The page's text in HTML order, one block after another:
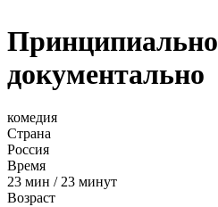
Принципиально
документально
комедия
Страна
Россия
Время
23 мин / 23 минут
Возраст